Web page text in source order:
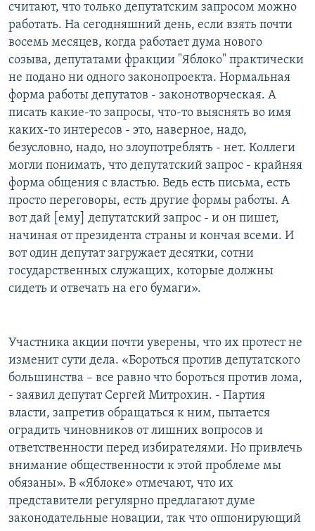
считают, что только депутатским запросом можно
работать. На сегодняшний день, если взять почти
восемь месяцев, когда работает дума нового
созыва, депутатами фракции "Яблоко" практически
не подано ни одного законопроекта. Нормальная
форма работы депутатов - законотворческая. А
писать какие-то запросы, что-то выяснять во имя
каких-то интересов - это, наверное, надо,
безусловно, надо, но злоупотреблять - нет. Коллеги
могли понимать, что депутатский запрос - крайняя
форма общения с властью. Ведь есть письма, есть
просто переговоры, есть другие формы работы. А
вот дай [ему] депутатский запрос - и он пишет,
начиная от президента страны и кончая всеми. И
вот один депутат загружает десятки, сотни
государственных служащих, которые должны
сидеть и отвечать на его бумаги».
Участника акции почти уверены, что их протест не
изменит сути дела. «Бороться против депутатского
большинства – все равно что бороться против лома,
- заявил депутат Сергей Митрохин. - Партия
власти, запретив обращаться к ним, пытается
оградить чиновников от лишних вопросов и
ответственности перед избирателями. Но привлечь
внимание общественности к этой проблеме мы
обязаны». В «Яблоке» отмечают, что их
представители регулярно предлагают думе
законодательные новации, так что оппонирующий